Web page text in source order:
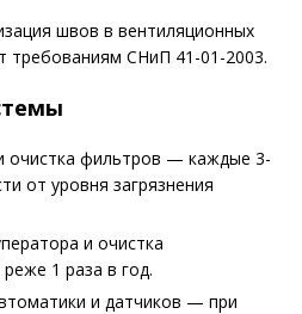
швов в вентиляционных
требованиям СНиП 41-01-2003.
очистка фильтров — каждые 3-
от уровня загрязнения
и очистка
1 раза в год.
и датчиков — при